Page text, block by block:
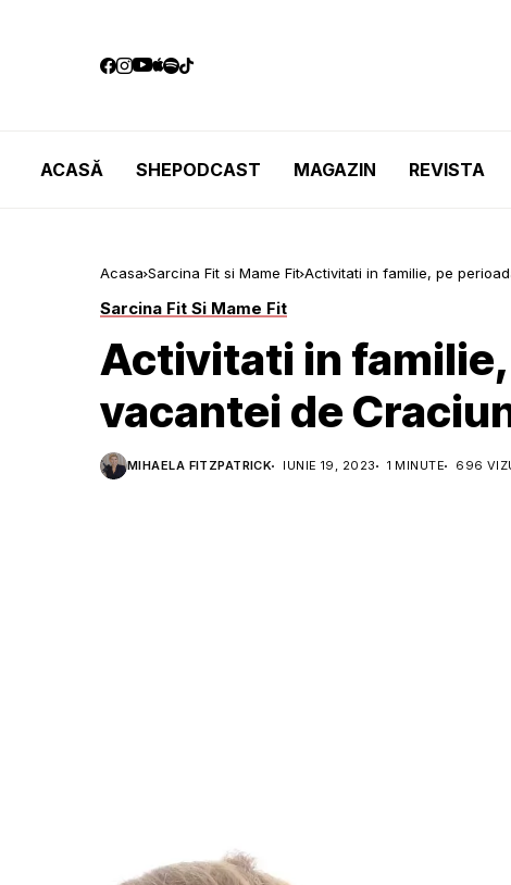
ACASĂ SHEPODCAST MAGAZIN REVISTA
Acasa Sarcina Fit si Mame Fit Activitati in familie, pe
Sarcina Fit Si Mame Fit
Activitati in
vacantei de
MIHAELA FITZPATRICK IUNIE 19, 2023 1 MINUTE 696